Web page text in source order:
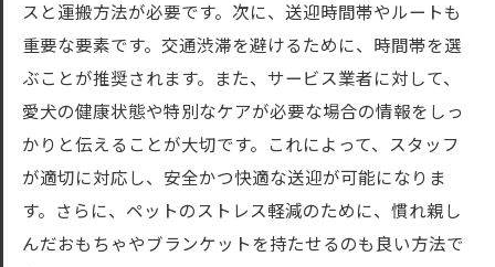
スと運搬方法が必要です。次に、送迎時間帯やルートも
重要な要素です。交通渋滞を避けるために、時間帯を選
ぶことが推奨されます。また、サービス業者に対して、
愛犬の健康状態や特別なケアが必要な場合の情報をしっ
かりと伝えることが大切です。これによって、スタッフ
が適切に対応し、安全かつ快適な送迎が可能になりま
す。さらに、ペットのストレス軽減のために、慣れ親し
んだおもちゃやブランケットを持たせるのも良い方法で